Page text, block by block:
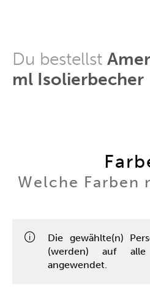
Du bestellst
ml Isolierbecher
Welche Farben
Die gewählte(n)
(werden) auf alle
angewendet.